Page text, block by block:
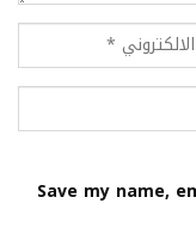
Save my name,